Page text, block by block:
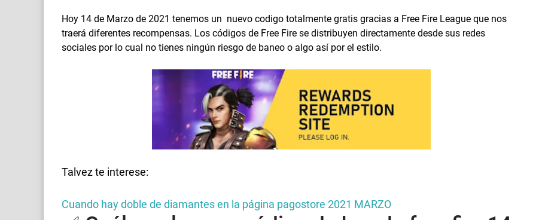
Hoy 14 de Marzo de 2021 tenemos un nuevo codigo totalmente gratis gracias a Free Fire League que nos
traerá diferentes recompensas. Los códigos de Free Fire se distribuyen directamente desde sus redes
sociales por lo cual no tienes ningún riesgo de baneo o algo así por el estilo.
Talvez te interese:
Cuando hay doble de diamantes en la página pagostore 2021 MARZO